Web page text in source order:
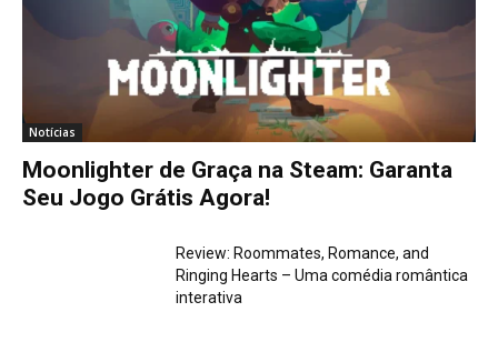
Notícias
Moonlighter de Graça na Steam: Garanta
Seu Jogo Grátis Agora!
Review: Roommates, Romance, and
Ringing Hearts – Uma comédia romântica
interativa